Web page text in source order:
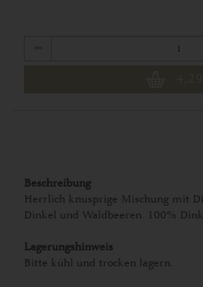
Beschreibung
Herrlich knusprige Mischung mit
Dinkel und Waldbeeren. 100%
Lagerungshinweis
Bitte kühl und trocken lagern.